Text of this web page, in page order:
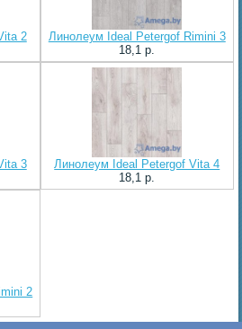
2
Линолеум Ideal Petergof Rimini 3
18,1 p.
3
Линолеум Ideal Petergof Vita 4
18,1 p.
2